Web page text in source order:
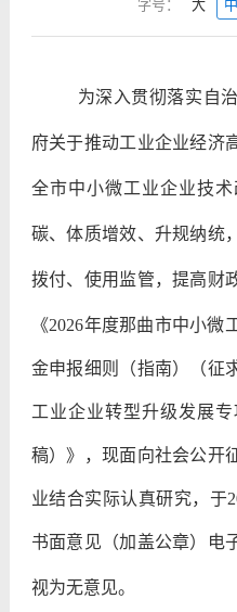
字号： 大 中
为深入贯彻落实自
府关于推动工业企业经济
全市中小微工业企业技
碳、体质增效、升规纳统
拨付、使用监管，提高财
《2026年度那曲市中小微
金申报细则（指南）（征
工业企业转型升级发展
稿）》，现面向社会公开
业结合实际认真研究，于
书面意见（加盖公章）电
视为无意见。